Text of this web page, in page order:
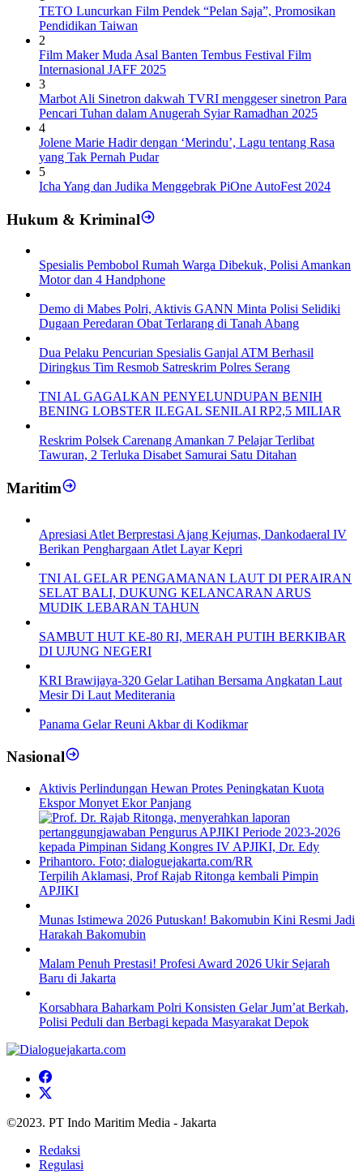
TETO Luncurkan Film Pendek “Pelan Saja”, Promosikan
Pendidikan Taiwan
2
Film Maker Muda Asal Banten Tembus Festival Film
Internasional JAFF 2025
3
Marbot Ali Sinetron dakwah TVRI menggeser sinetron Para
Pencari Tuhan dalam Anugerah Syiar Ramadhan 2025
4
Jolene Marie Hadir dengan ‘Merindu’, Lagu tentang Rasa
yang Tak Pernah Pudar
5
Icha Yang dan Judika Menggebrak PiOne AutoFest 2024
Hukum & Kriminal
Spesialis Pembobol Rumah Warga Dibekuk, Polisi Amankan
Motor dan 4 Handphone
Demo di Mabes Polri, Aktivis GANN Minta Polisi Selidiki
Dugaan Peredaran Obat Terlarang di Tanah Abang
Dua Pelaku Pencurian Spesialis Ganjal ATM Berhasil
Diringkus Tim Resmob Satreskrim Polres Serang
TNI AL GAGALKAN PENYELUNDUPAN BENIH
BENING LOBSTER ILEGAL SENILAI RP2,5 MILIAR
Reskrim Polsek Carenang Amankan 7 Pelajar Terlibat
Tawuran, 2 Terluka Disabet Samurai Satu Ditahan
Maritim
Apresiasi Atlet Berprestasi Ajang Kejurnas, Dankodaeral IV
Berikan Penghargaan Atlet Layar Kepri
TNI AL GELAR PENGAMANAN LAUT DI PERAIRAN
SELAT BALI, DUKUNG KELANCARAN ARUS
MUDIK LEBARAN TAHUN
SAMBUT HUT KE-80 RI, MERAH PUTIH BERKIBAR
DI UJUNG NEGERI
KRI Brawijaya-320 Gelar Latihan Bersama Angkatan Laut
Mesir Di Laut Mediterania
Panama Gelar Reuni Akbar di Kodikmar
Nasional
Aktivis Perlindungan Hewan Protes Peningkatan Kuota
Ekspor Monyet Ekor Panjang
Terpilih Aklamasi, Prof Rajab Ritonga kembali Pimpin
APJIKI
Munas Istimewa 2026 Putuskan! Bakomubin Kini Resmi Jadi
Harakah Bakomubin
Malam Penuh Prestasi! Profesi Award 2026 Ukir Sejarah
Baru di Jakarta
Korsabhara Baharkam Polri Konsisten Gelar Jum’at Berkah,
Polisi Peduli dan Berbagi kepada Masyarakat Depok
©2023. PT Indo Maritim Media - Jakarta
Redaksi
Regulasi